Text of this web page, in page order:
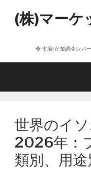
へ
(株)マーケ
❖ 市場/産業調査レポ
世界のイ
2026年：
類別、用